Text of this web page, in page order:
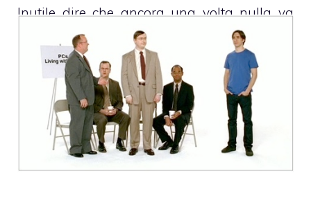
Inutile dire che ancora una volta nulla va
come previsto.